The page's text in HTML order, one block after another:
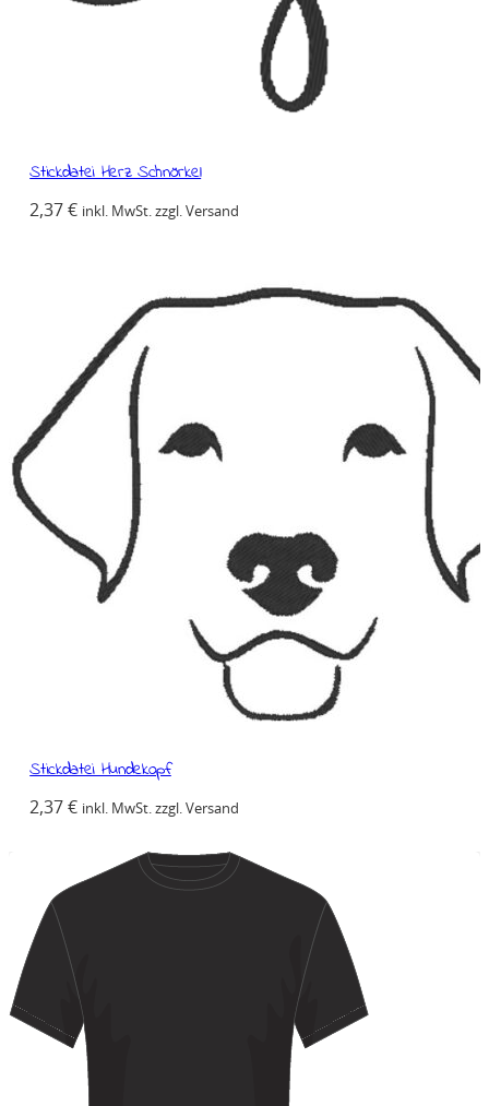
Stickdatei Herz Schnörkel
2,37€ inkl. MwSt. zzgl. Versand
Stickdatei Hundekopf
2,37€ inkl. MwSt. zzgl. Versand